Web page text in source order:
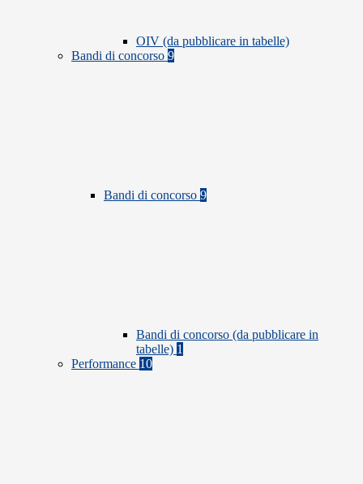
OIV (da pubblicare in tabelle)
Bandi di concorso 9
Bandi di concorso 9
Bandi di concorso (da pubblicare in
tabelle) 1
Performance 10